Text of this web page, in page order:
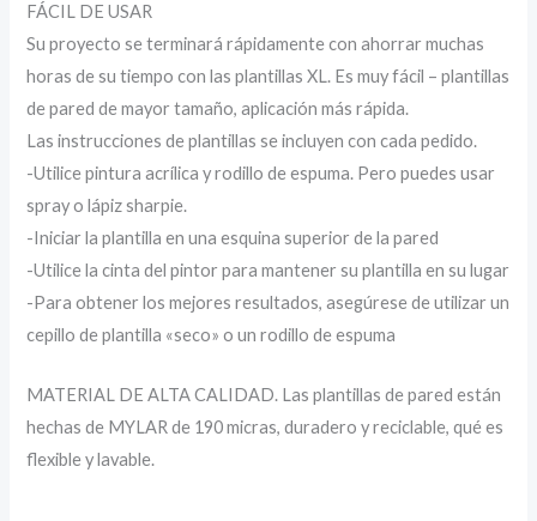
FÁCIL DE USAR
Su proyecto se terminará rápidamente con ahorrar muchas
horas de su tiempo con las plantillas XL. Es muy fácil – plantillas
de pared de mayor tamaño, aplicación más rápida.
Las instrucciones de plantillas se incluyen con cada pedido.
-Utilice pintura acrílica y rodillo de espuma. Pero puedes usar
spray o lápiz sharpie.
-Iniciar la plantilla en una esquina superior de la pared
-Utilice la cinta del pintor para mantener su plantilla en su lugar
-Para obtener los mejores resultados, asegúrese de utilizar un
cepillo de plantilla «seco» o un rodillo de espuma
MATERIAL DE ALTA CALIDAD. Las plantillas de pared están
hechas de MYLAR de 190 micras, duradero y reciclable, qué es
flexible y lavable.